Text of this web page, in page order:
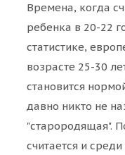
Времена, когда
ребенка в 20-22
статистике,
возрасте 25-30
становится
давно никто не
"старородящая".
считается и